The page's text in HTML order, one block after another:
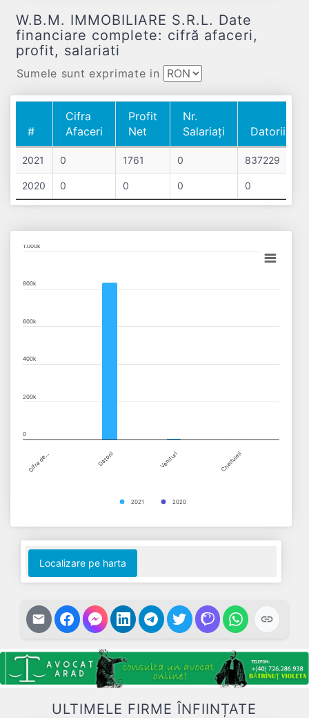
W.B.M. IMMOBILIARE S.R.L. Date
financiare complete: cifră afaceri,
profit, salariati
Sumele sunt exprimate in
#
Cifra
Afaceri
Profit
Net
Nr.
Salariați
Datorii
#
Afaceri
Profit
Net
Salariați
Datorii
2021 0 1761 0 837229
2020 0 0 0 0
Chart
View as data table, Chart
The chart has 1 Y axis displaying values. Data ranges from 0 to
Cifra de… Datorii Venituri Cheltuieli
2021 2020
0
200k
400k
600k
800k
1.000k
End of interactive chart.
Localizare pe harta
ULTIMELE FIRME ÎNFIINȚATE